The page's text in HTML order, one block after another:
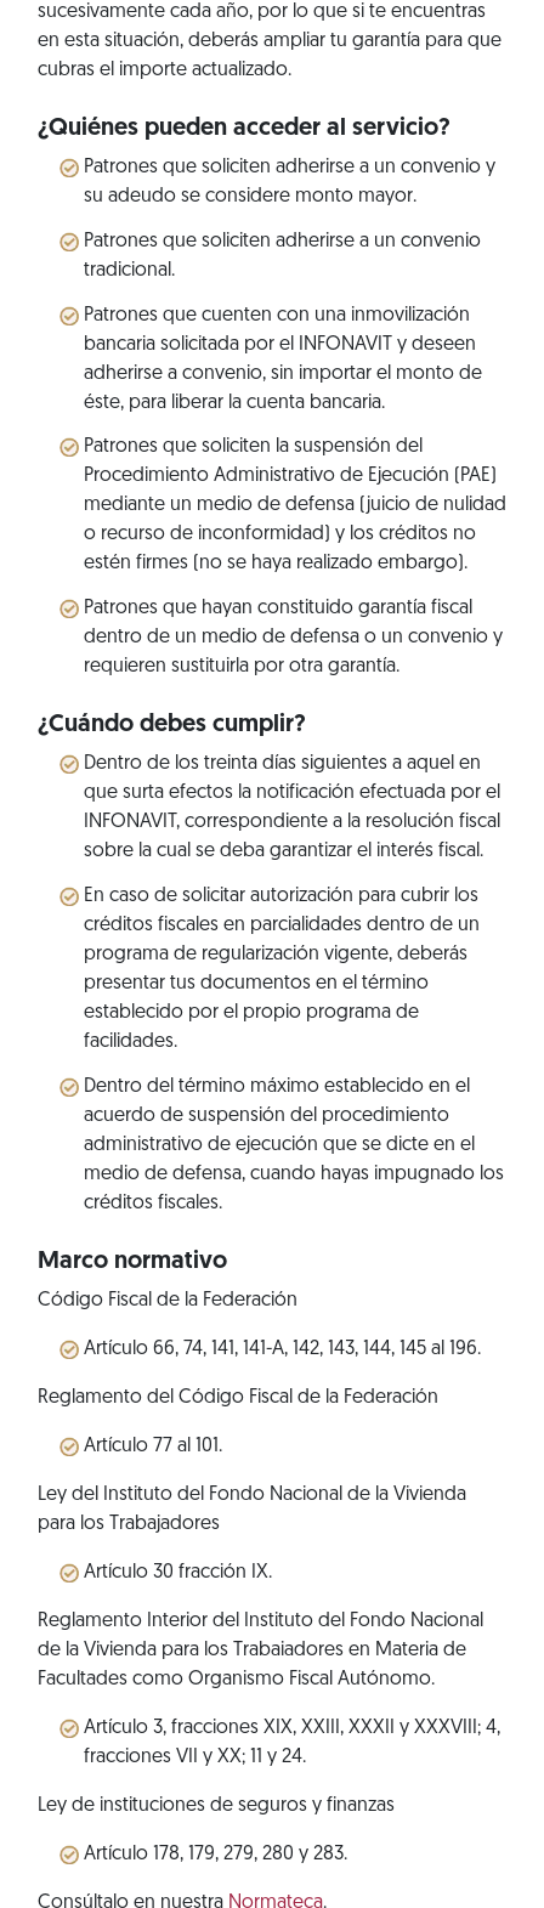
sucesivamente cada año, por lo que si te encuentras
en esta situación, deberás ampliar tu garantía para que
cubras el importe actualizado.
¿Quiénes pueden acceder al servicio?
Patrones que soliciten adherirse a un convenio y
su adeudo se considere monto mayor.
Patrones que soliciten adherirse a un convenio
tradicional.
Patrones que cuenten con una inmovilización
bancaria solicitada por el INFONAVIT y deseen
adherirse a convenio, sin importar el monto de
éste, para liberar la cuenta bancaria.
Patrones que soliciten la suspensión del
Procedimiento Administrativo de Ejecución (PAE)
mediante un medio de defensa (juicio de nulidad
o recurso de inconformidad) y los créditos no
estén firmes (no se haya realizado embargo).
Patrones que hayan constituido garantía fiscal
dentro de un medio de defensa o un convenio y
requieren sustituirla por otra garantía.
¿Cuándo debes cumplir?
Dentro de los treinta días siguientes a aquel en
que surta efectos la notificación efectuada por el
INFONAVIT, correspondiente a la resolución fiscal
sobre la cual se deba garantizar el interés fiscal.
En caso de solicitar autorización para cubrir los
créditos fiscales en parcialidades dentro de un
programa de regularización vigente, deberás
presentar tus documentos en el término
establecido por el propio programa de
facilidades.
Dentro del término máximo establecido en el
acuerdo de suspensión del procedimiento
administrativo de ejecución que se dicte en el
medio de defensa, cuando hayas impugnado los
créditos fiscales.
Marco normativo
Código Fiscal de la Federación
Artículo 66, 74, 141, 141-A, 142, 143, 144, 145 al 196.
Reglamento del Código Fiscal de la Federación
Artículo 77 al 101.
Ley del Instituto del Fondo Nacional de la Vivienda
para los Trabajadores
Artículo 30 fracción IX.
Reglamento Interior del Instituto del Fondo Nacional
de la Vivienda para los Trabaiadores en Materia de
Facultades como Organismo Fiscal Autónomo.
Artículo 3, fracciones XIX, XXIII, XXXII y XXXVIII; 4,
fracciones VII y XX; 11 y 24.
Ley de instituciones de seguros y finanzas
Artículo 178, 179, 279, 280 y 283.
Consúltalo en nuestra Normateca.